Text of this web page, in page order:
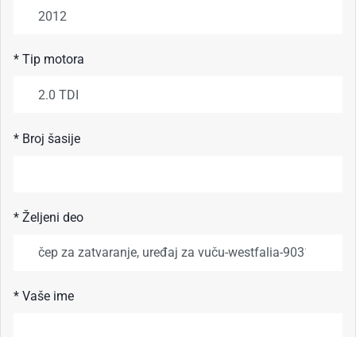
* Tip motora
* Broj šasije
* Željeni deo
* Vaše ime